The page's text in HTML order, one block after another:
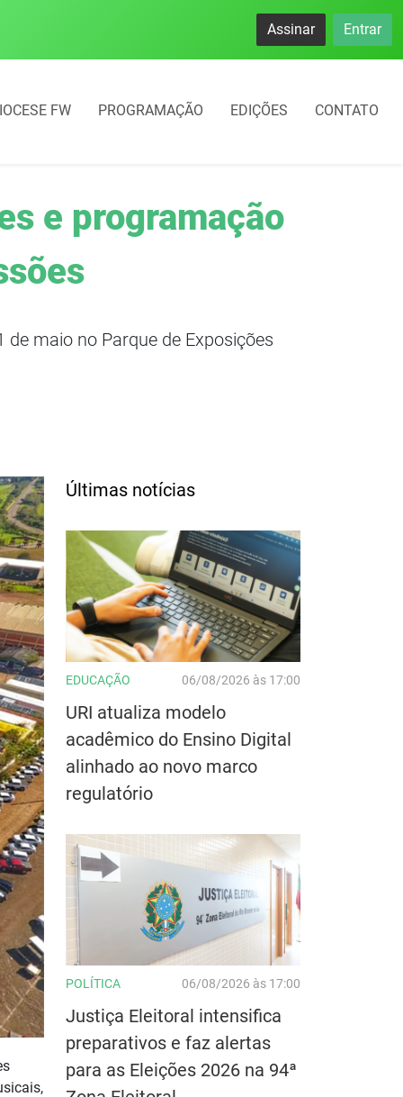
Assinar Entrar
FW PROGRAMAÇÃO EDIÇÕES CONTATO
e programação
maio no Parque de Exposições
Últimas notícias
EDUCAÇÃO 06/08/2026 às 17:00
URI atualiza modelo
acadêmico do Ensino Digital
alinhado ao novo marco
regulatório
POLÍTICA 06/08/2026 às 17:00
Justiça Eleitoral intensifica
preparativos e faz alertas
para as Eleições 2026 na 94ª